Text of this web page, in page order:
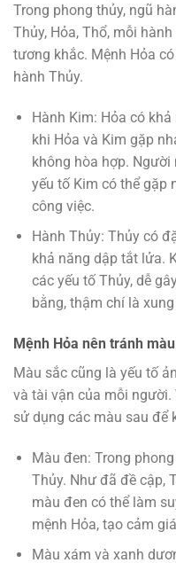
Trong phong thủy, ngũ
Thủy, Hỏa, Thổ, mỗi
tương khắc. Mệnh Hỏa
hành Thủy.
Hành Kim: Hỏa có
khi Hỏa và Kim gặp
không hòa hợp. Người
yếu tố Kim có thể gặp
công việc.
Hành Thủy: Thủy có
khả năng dập tắt lửa.
các yếu tố Thủy, dễ
bằng, thậm chí là
Mệnh Hỏa nên tránh
Màu sắc cũng là yếu tố
và tài vận của mỗi người.
sử dụng các màu sau để
Màu đen: Trong
Thủy. Như đã đề cập,
màu đen có thể làm
mệnh Hỏa, tạo cảm
Màu xám và xanh